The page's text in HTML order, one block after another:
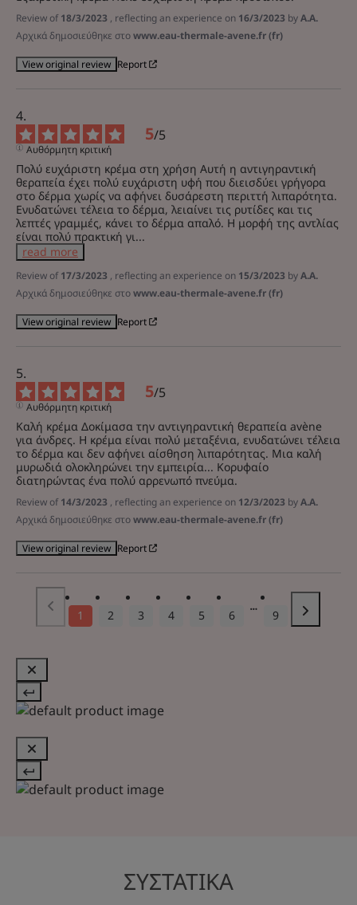
Review of18/3/2023 , reflecting an experience on 16/3/2023 byA.A.
Αρχικά δημοσιεύθηκε στοwww.eau-thermale-avene.fr (fr)
View original review Report
5/5
Αυθόρμητη κριτική
Πολύ ευχάριστη κρέμα στη χρήση Αυτή η αντιγηραντική
θεραπεία έχει πολύ ευχάριστη υφή που διεισδύει γρήγορα
στο δέρμα χωρίς να αφήνει δυσάρεστη περιττή λιπαρότητα.
Ενυδατώνει τέλεια το δέρμα, λειαίνει τις ρυτίδες και τις
λεπτές γραμμές, κάνει το δέρμα απαλό. Η μορφή της αντλίας
είναι πολύ πρακτική γι...
read more
Review of17/3/2023 , reflecting an experience on 15/3/2023 byA.A.
Αρχικά δημοσιεύθηκε στοwww.eau-thermale-avene.fr (fr)
View original review Report
5/5
Αυθόρμητη κριτική
Καλή κρέμα Δοκίμασα την αντιγηραντική θεραπεία avène
για άνδρες. Η κρέμα είναι πολύ μεταξένια, ενυδατώνει τέλεια
το δέρμα και δεν αφήνει αίσθηση λιπαρότητας. Μια καλή
μυρωδιά ολοκληρώνει την εμπειρία... Κορυφαίο
διατηρώντας ένα πολύ αρρενωπό πνεύμα.
Review of14/3/2023 , reflecting an experience on 12/3/2023 byA.A.
Αρχικά δημοσιεύθηκε στοwww.eau-thermale-avene.fr (fr)
View original review Report
1 2 3 4 5 6 9
ΣΥΣΤΑΤΙΚΑ